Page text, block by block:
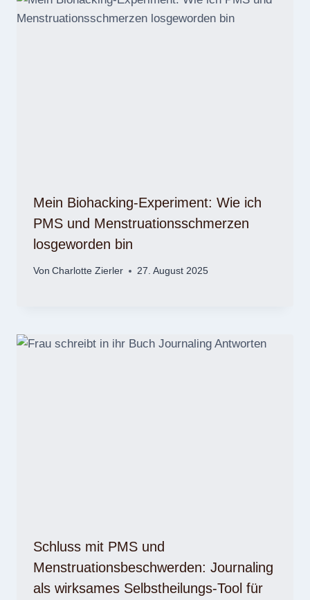
Mein Biohacking-Experiment: Wie ich
PMS und Menstruationsschmerzen
losgeworden bin
Von Charlotte Zierler 27. August 2025
Schluss mit PMS und
Menstruationsbeschwerden: Journaling
als wirksames Selbstheilungs-Tool für